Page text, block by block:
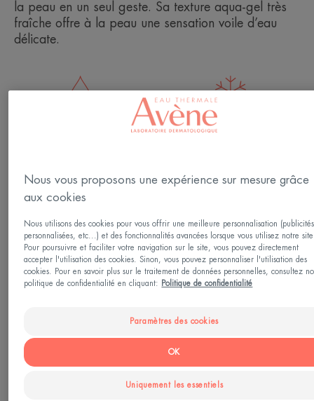
la peau en un seul geste. Sa texture aqua-gel très
fraîche offre à la peau une sensation voile d’eau
délicate.
Rafraichissant
Type de peau
Peau déshydratée - peau sensible
Nous vous proposons une expérience sur mesure grâce
aux cookies
Nous utilisons des cookies pour vous offrir une meilleure personnalisation (publicités
personnalisées, etc...) et des fonctionnalités avancées lorsque vous utilisez notre
Pour poursuivre et faciliter votre navigation sur le site, vous pouvez directement
accepter l'utilisation des cookies. Sinon, vous pouvez personnaliser l'utilisation des
cookies. Pour en savoir plus sur le traitement de données personnelles, consultez
politique de confidentialité en cliquant:
Politique de confidentialité
Paramètres des cookies
Uniquement les essentiels
OK